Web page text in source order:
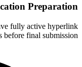
Preparation
fully active hyperlink
before final submission.